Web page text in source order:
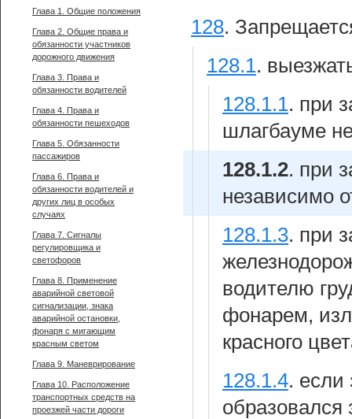
128.
128.1.
128.1.1. при
шлагбауме
128.1.2. при
независимо
128.1.3. при
водителю
фонарем,
красного
128.1.4. если
образовался
Глава 1. Общие положения
Глава 2. Общие права и
обязанности участников
дорожного движения
Глава 3. Права и
обязанности водителей
Глава 4. Права и
обязанности пешеходов
Глава 5. Обязанности
пассажиров
Глава 6. Права и
обязанности водителей и
других лиц в особых
случаях
Глава 7. Сигналы
регулировщика и
светофоров
Глава 8. Применение
аварийной световой
сигнализации, знака
аварийной остановки,
фонаря с мигающим
красным светом
Глава 9. Маневрирование
Глава 10. Расположение
транспортных средств на
проезжей части дороги